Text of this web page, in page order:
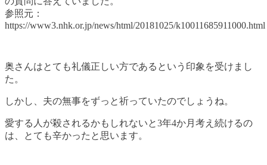
参照元：
https://www3.nhk.or.jp/news/html/20181025/k10011685911000.html
奥さんはとても礼儀正しい方であるという印象を受けまし
た。
しかし、夫の無事をずっと祈っていたのでしょうね。
愛する人が殺されるかもしれないと3年4か月考え続けるの
は、とても辛かったと思います。